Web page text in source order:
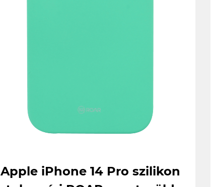
Apple iPhone 14 Pro szilikon